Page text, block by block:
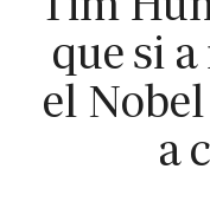
que si
el
a